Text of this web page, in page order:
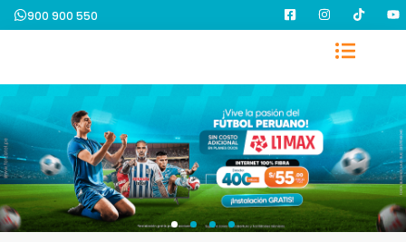
900 900 550